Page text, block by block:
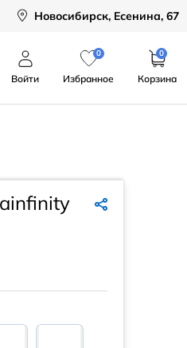
Новосибирск, Есенина, 67
Войти
0
Избранное
0
Корзина